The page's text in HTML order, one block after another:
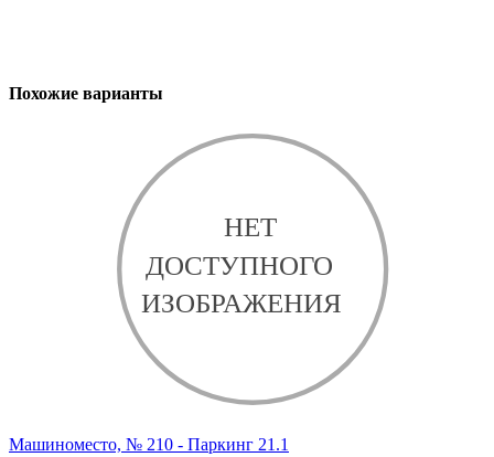
Похожие варианты
Машиноместо, № 210 - Паркинг 21.1